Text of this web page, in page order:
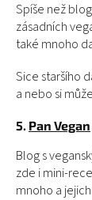
Spíše než
zásadních
také mnoho
Sice staršího
a nebo si
5. Pan Vegan
Blog s
zde i mini-
mnoho a